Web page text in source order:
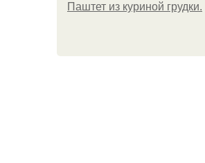
Паштет из куриной грудки.